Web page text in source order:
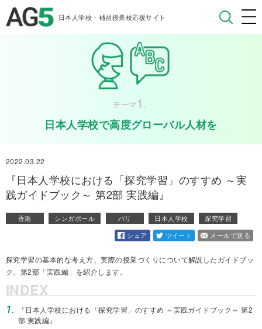
日本人学校・補習授業校応援サイト
テーマ1 .
日本人学校で高度グローバル人材を
2022.03.22
『日本人学校における「探究学習」のすすめ ～実
践ガイドブック～ 第2部 実践編』
香港 シンガポール バリ 日本人学校
探究学習
シェア
ツイート メールで送る
探究学習の基本的な考え方、実際の授業づくりについて解説したガイドブッ
ク、第2部「実践編」を紹介します。
INDEX
1.
『日本人学校における「探究学習」のすすめ ～実践ガイドブック～ 第2
部 実践編』